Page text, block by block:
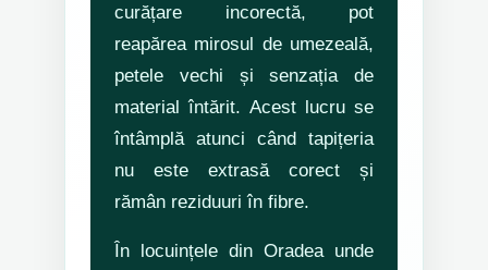
curățare incorectă, pot
reapărea mirosul de umezeală,
petele vechi și senzația de
material întărit. Acest lucru se
întâmplă atunci când tapițeria
nu este extrasă corect și
rămân reziduuri în fibre.
În locuințele din Oradea unde